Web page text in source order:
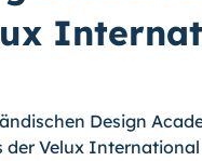
Design
der Velux